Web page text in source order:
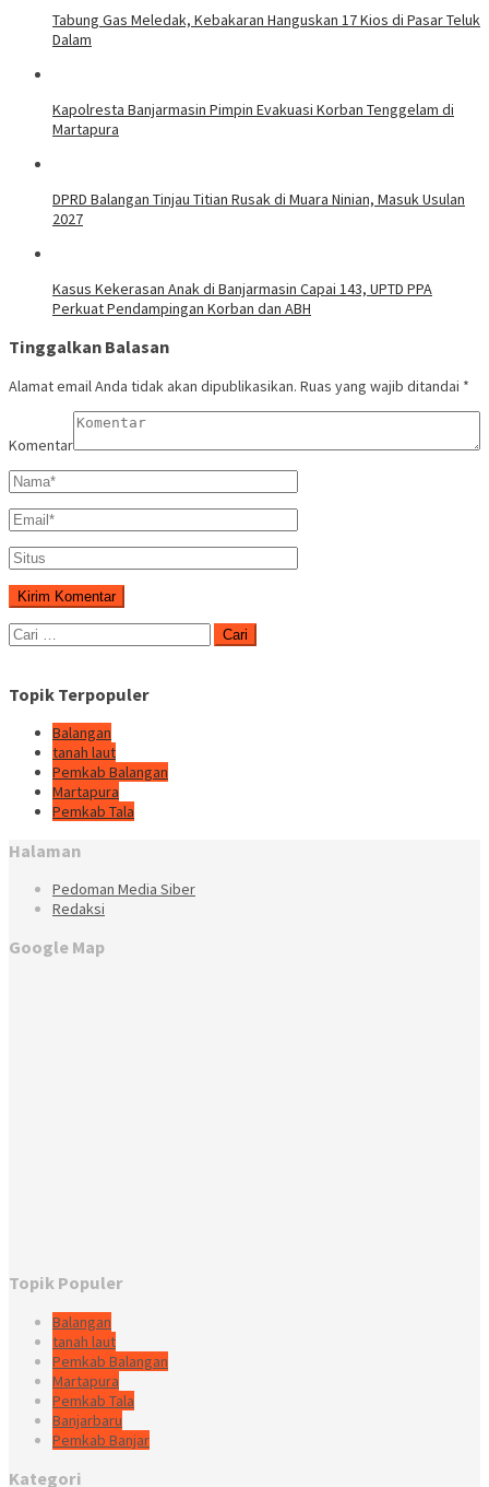
Tabung Gas Meledak, Kebakaran Hanguskan 17 Kios di Pasar Teluk
Dalam
Kapolresta Banjarmasin Pimpin Evakuasi Korban Tenggelam di
Martapura
DPRD Balangan Tinjau Titian Rusak di Muara Ninian, Masuk Usulan
2027
Kasus Kekerasan Anak di Banjarmasin Capai 143, UPTD PPA
Perkuat Pendampingan Korban dan ABH
Tinggalkan Balasan
Alamat email Anda tidak akan dipublikasikan. Ruas yang wajib ditandai *
Komentar
Cari
untuk:
Topik Terpopuler
Balangan
tanah laut
Pemkab Balangan
Martapura
Pemkab Tala
Halaman
Pedoman Media Siber
Redaksi
Google Map
Topik Populer
Balangan
tanah laut
Pemkab Balangan
Martapura
Pemkab Tala
Banjarbaru
Pemkab Banjar
Kategori